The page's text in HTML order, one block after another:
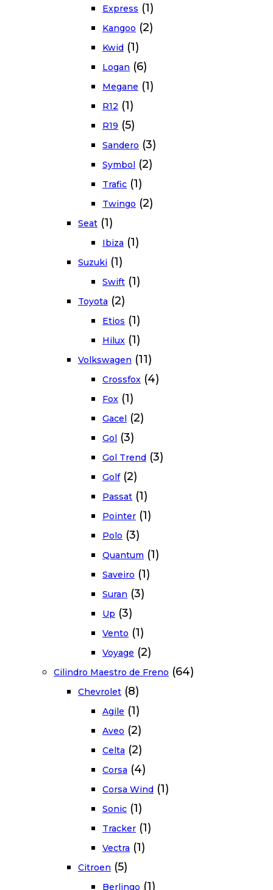
Express (1)
Kangoo (2)
Kwid (1)
Logan (6)
Megane (1)
R12 (1)
R19 (5)
Sandero (3)
Symbol (2)
Trafic (1)
Twingo (2)
Seat (1)
Ibiza (1)
Suzuki (1)
Swift (1)
Toyota (2)
Etios (1)
Hilux (1)
Volkswagen (11)
Crossfox (4)
Fox (1)
Gacel (2)
Gol (3)
Gol Trend (3)
Golf (2)
Passat (1)
Pointer (1)
Polo (3)
Quantum (1)
Saveiro (1)
Suran (3)
Up (3)
Vento (1)
Voyage (2)
Cilindro Maestro de Freno (64)
Chevrolet (8)
Agile (1)
Aveo (2)
Celta (2)
Corsa (4)
Corsa Wind (1)
Sonic (1)
Tracker (1)
Vectra (1)
Citroen (5)
Berlingo (1)